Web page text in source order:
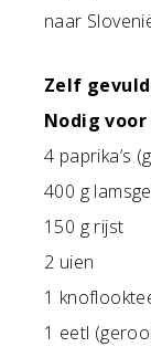
naar
Zelf
Nodig voor
4 paprika’s
400 g
150 g rijst
2 uien
1
1 eetl